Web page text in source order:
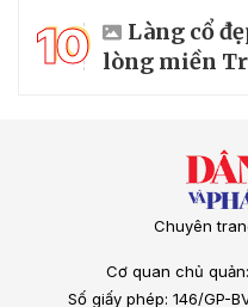
10
Làng cổ
lòng miền
Chuyên
Cơ quan chủ
Số giấy phép: 146/GP-